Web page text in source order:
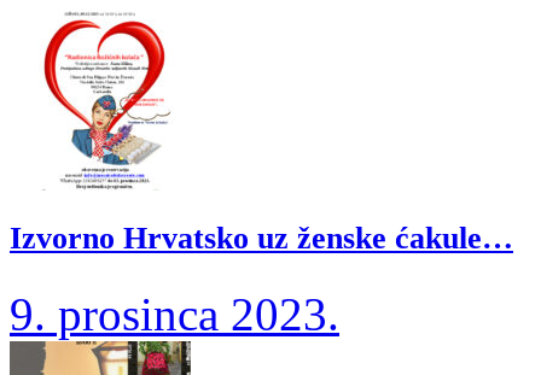
Izvorno Hrvatsko uz ženske ćakule…
9. prosinca 2023.